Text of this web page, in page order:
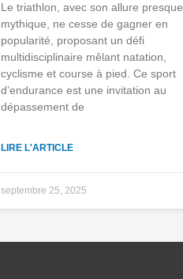
Le triathlon, avec son allure presque
mythique, ne cesse de gagner en
popularité, proposant un défi
multidisciplinaire mêlant natation,
cyclisme et course à pied. Ce sport
d’endurance est une invitation au
dépassement de
LIRE L'ARTICLE
septembre 25, 2025